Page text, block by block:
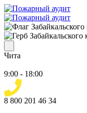
Чита
9:00 - 18:00
8 800 201 46 34